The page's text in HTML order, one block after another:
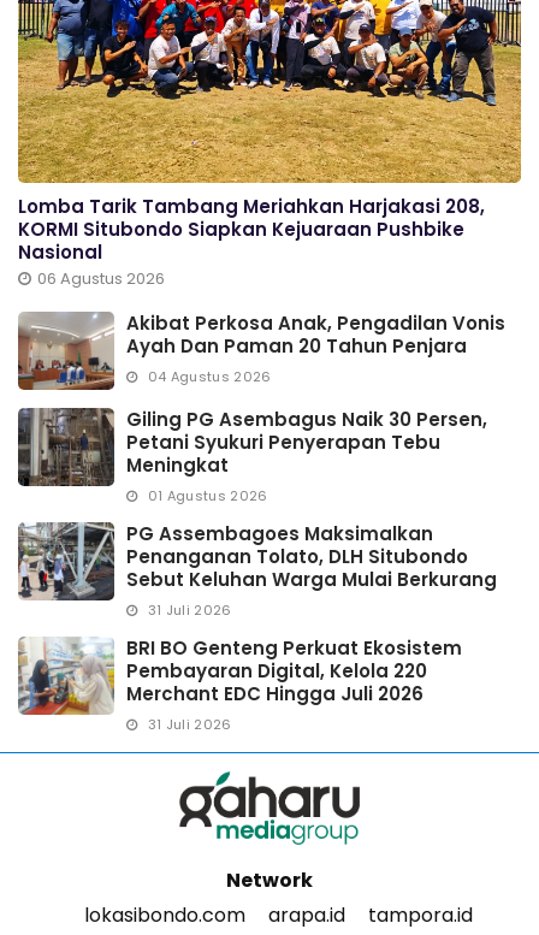
Lomba Tarik Tambang Meriahkan Harjakasi 208,
KORMI Situbondo Siapkan Kejuaraan Pushbike
Nasional
06 Agustus 2026
Akibat Perkosa Anak, Pengadilan Vonis
Ayah Dan Paman 20 Tahun Penjara
04 Agustus 2026
Giling PG Asembagus Naik 30 Persen,
Petani Syukuri Penyerapan Tebu
Meningkat
01 Agustus 2026
PG Assembagoes Maksimalkan
Penanganan Tolato, DLH Situbondo
Sebut Keluhan Warga Mulai Berkurang
31 Juli 2026
BRI BO Genteng Perkuat Ekosistem
Pembayaran Digital, Kelola 220
Merchant EDC Hingga Juli 2026
31 Juli 2026
Network
lokasibondo.com
arapa.id
tampora.id